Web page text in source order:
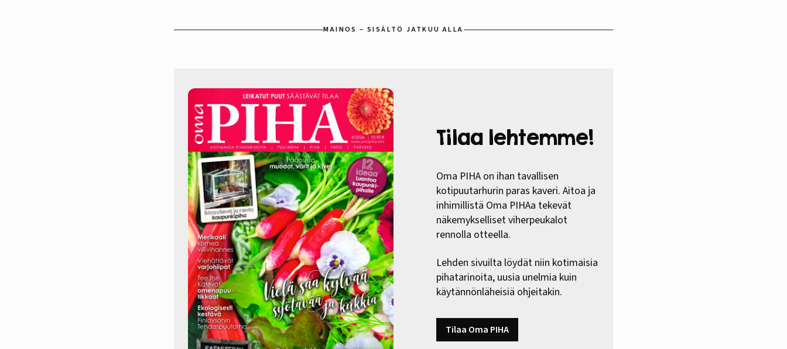
MAINOS – SISÄLTÖ JATKUU ALLA
Tilaa lehtemme!
Oma PIHA on ihan tavallisen
kotipuutarhurin paras kaveri. Aitoa ja
inhimillistä Oma PIHAa tekevät
näkemykselliset viherpeukalot
rennolla otteella.
Lehden sivuilta löydät niin kotimaisia
pihatarinoita, uusia unelmia kuin
käytännönläheisiä ohjeitakin.
Tilaa Oma PIHA